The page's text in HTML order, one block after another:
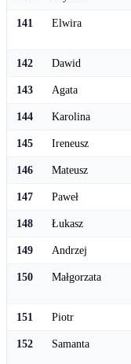
141 Elwira
142 Dawid
143 Agata
144 Karolina
145 Ireneusz
146 Mateusz
147 Paweł
148 Łukasz
149 Andrzej
150 Małgorzata
151 Piotr
152 Samanta